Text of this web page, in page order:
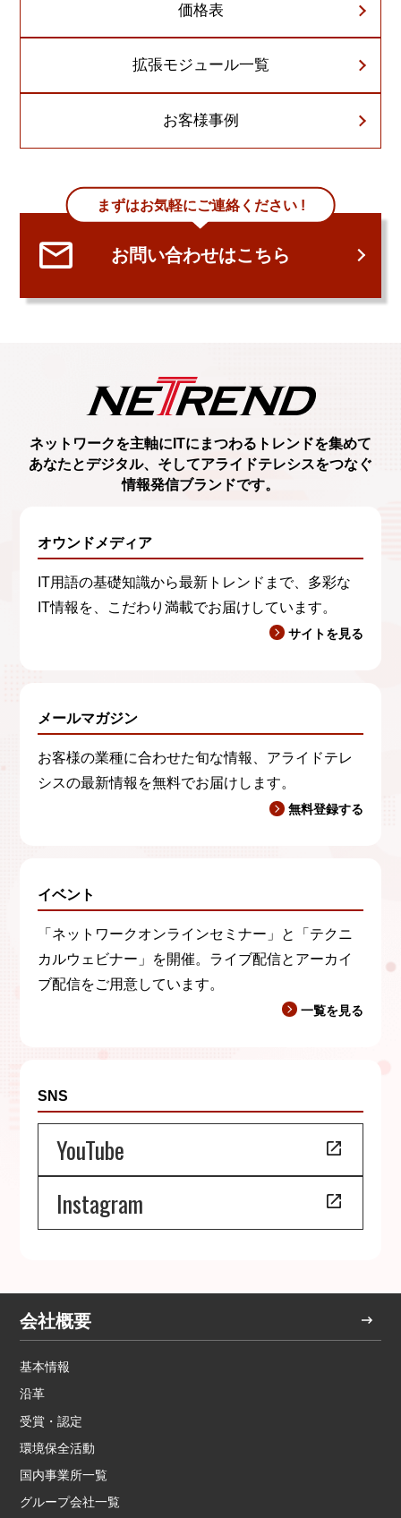
価格表
拡張モジュール一覧
お客様事例
まずはお気軽にご連絡ください !
お問い合わせはこちら
ネットワークを主軸に ITにまつわるトレンドを集めて
あなたとデジタル、 そしてアライドテレシスをつなぐ
情報発信ブランドです。
オウンドメディア
IT用語の基礎知識から最新トレンドまで、多彩な
IT情報を、こだわり満載でお届けしています。
サイトを見る
メールマガジン
お客様の業種に合わせた旬な情報、アライドテレ
シスの最新情報を無料でお届けします。
無料登録する
イベント
「ネットワークオンラインセミナー」と「テクニ
カルウェビナー」を開催。ライブ配信とアーカイ
ブ配信をご用意しています。
一覧を見る
SNS
YouTube
Instagram
会社概要
基本情報
沿革
受賞・認定
環境保全活動
国内事業所一覧
グループ会社一覧